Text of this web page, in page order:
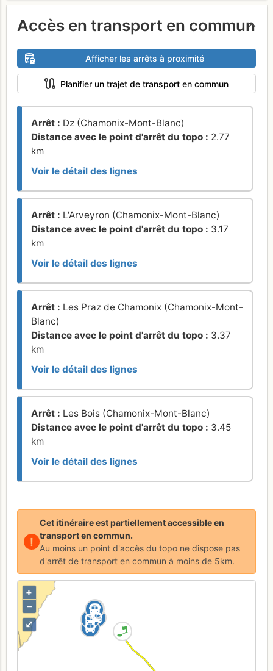
Accès en transport en commun
Afficher les arrêts à proximité
Planifier un trajet de transport en commun
Arrêt : Dz (Chamonix-Mont-Blanc)
Distance avec le point d'arrêt du topo : 2.77
km
Voir le détail des lignes
Arrêt : L'Arveyron (Chamonix-Mont-Blanc)
Distance avec le point d'arrêt du topo : 3.17
km
Voir le détail des lignes
Arrêt : Les Praz de Chamonix (Chamonix-Mont-
Blanc)
Distance avec le point d'arrêt du topo : 3.37
km
Voir le détail des lignes
Arrêt : Les Bois (Chamonix-Mont-Blanc)
Distance avec le point d'arrêt du topo : 3.45
km
Voir le détail des lignes
!
Cet itinéraire est partiellement accessible en
transport en commun.
Au moins un point d'accès du topo ne dispose pas
d'arrêt de transport en commun à moins de 5km.
⤢
+
–